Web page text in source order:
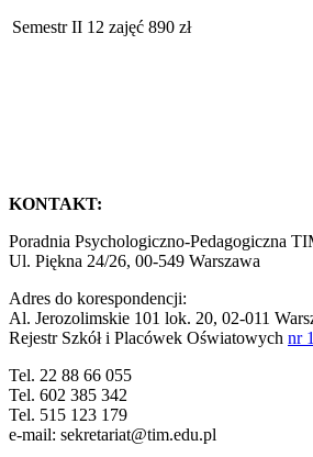
Semestr II 12 zajęć 890 zł
KONTAKT:
Poradnia Psychologiczno-Pedagogiczna
Ul. Piękna 24/26, 00-549 Warszawa
Adres do korespondencji:
Al. Jerozolimskie 101 lok. 20, 02-011
Rejestr Szkół i Placówek Oświatowych nr
Tel. 22 88 66 055
Tel. 602 385 342
Tel. 515 123 179
e-mail: sekretariat@tim.edu.pl